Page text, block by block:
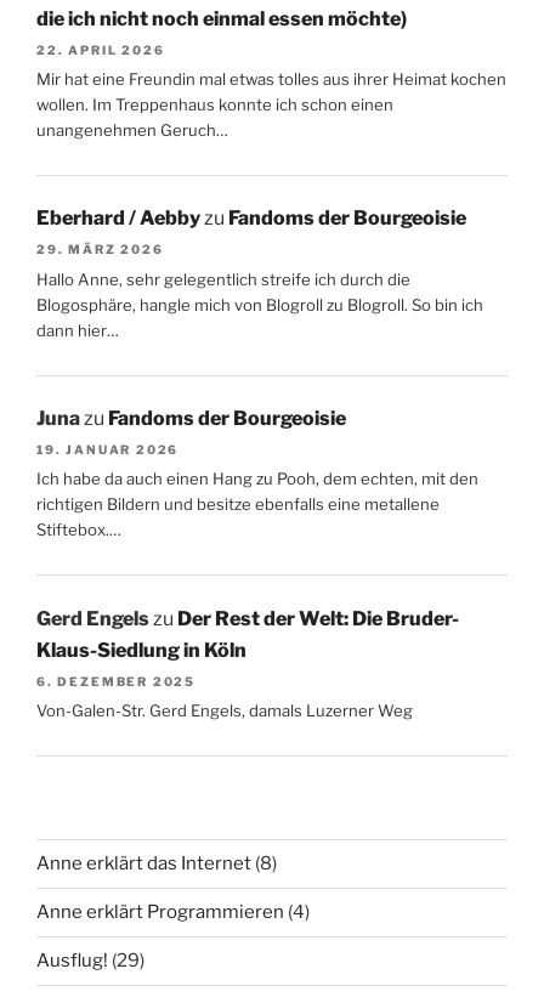
die ich nicht noch einmal essen möchte)
22. APRIL 2026
Mir hat eine Freundin mal etwas tolles aus ihrer Heimat kochen
wollen. Im Treppenhaus konnte ich schon einen
unangenehmen Geruch…
Eberhard / Aebbyzu Fandoms der Bourgeoisie
29. MÄRZ 2026
Hallo Anne, sehr gelegentlich streife ich durch die
Blogosphäre, hangle mich von Blogroll zu Blogroll. So bin ich
dann hier…
Junazu Fandoms der Bourgeoisie
19. JANUAR 2026
Ich habe da auch einen Hang zu Pooh, dem echten, mit den
richtigen Bildern und besitze ebenfalls eine metallene
Stiftebox.…
Gerd Engelszu Der Rest der Welt: Die Bruder-
Klaus-Siedlung in Köln
6. DEZEMBER 2025
Von-Galen-Str. Gerd Engels, damals Luzerner Weg
Anne erklärt das Internet (8)
Anne erklärt Programmieren (4)
Ausflug! (29)